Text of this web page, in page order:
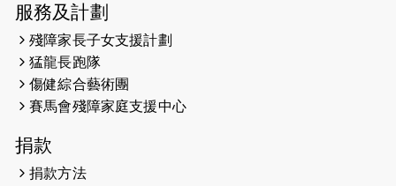
2026-05-14
（19:00開始）
2026-05-07
開始）
2026-04-30
服務及計劃
殘障家長子女支援計劃
猛龍長跑隊
傷健綜合藝術團
賽馬會殘障家庭支援中心
捐款
捐款方法